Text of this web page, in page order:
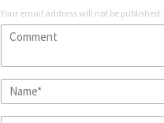
Your email address will not be published.